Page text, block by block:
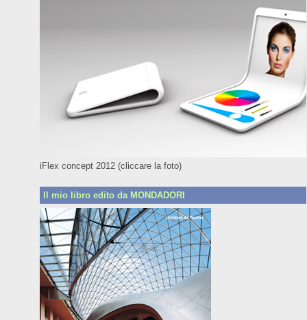
iFlex concept 2012 (cliccare la foto)
Il mio libro edito da MONDADORI